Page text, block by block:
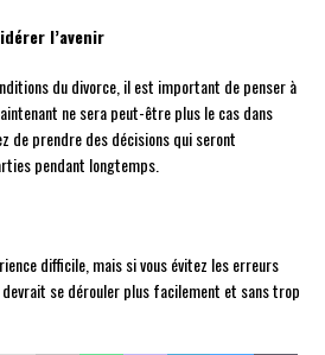
l’avenir
du divorce, il est important de penser à
ne sera peut-être plus le cas dans
de prendre des décisions qui seront
pendant longtemps.
difficile, mais si vous évitez les erreurs
se dérouler plus facilement et sans trop